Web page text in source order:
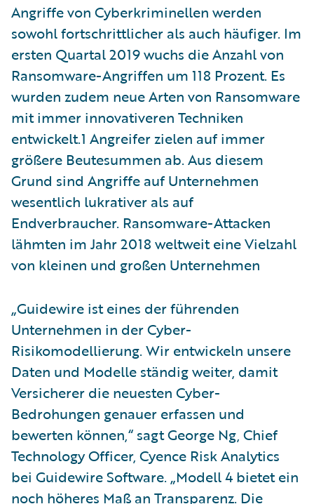
Angriffe von Cyberkriminellen werden
sowohl fortschrittlicher als auch häufiger. Im
ersten Quartal 2019 wuchs die Anzahl von
Ransomware-Angriffen um 118 Prozent. Es
wurden zudem neue Arten von Ransomware
mit immer innovativeren Techniken
entwickelt.1 Angreifer zielen auf immer
größere Beutesummen ab. Aus diesem
Grund sind Angriffe auf Unternehmen
wesentlich lukrativer als auf
Endverbraucher. Ransomware-Attacken
lähmten im Jahr 2018 weltweit eine Vielzahl
von kleinen und großen Unternehmen
„Guidewire ist eines der führenden
Unternehmen in der Cyber-
Risikomodellierung. Wir entwickeln unsere
Daten und Modelle ständig weiter, damit
Versicherer die neuesten Cyber-
Bedrohungen genauer erfassen und
bewerten können,“ sagt George Ng, Chief
Technology Officer, Cyence Risk Analytics
bei Guidewire Software. „Modell 4 bietet ein
noch höheres Maß an Transparenz. Die